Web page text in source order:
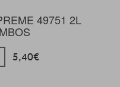
49751 2L
5,40€